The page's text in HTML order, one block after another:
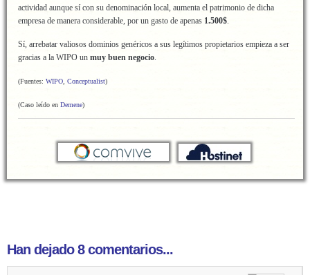
actividad aunque sí con su denominación local, aumenta el patrimonio de dicha
empresa de manera considerable, por un gasto de apenas 1.500$.
Sí, arrebatar valiosos dominios genéricos a sus legítimos propietarios empieza a ser
gracias a la WIPO un muy buen negocio.
(Fuentes: WIPO Conceptualist)
(Caso leído en Demene)
Han dejado 8 comentarios...